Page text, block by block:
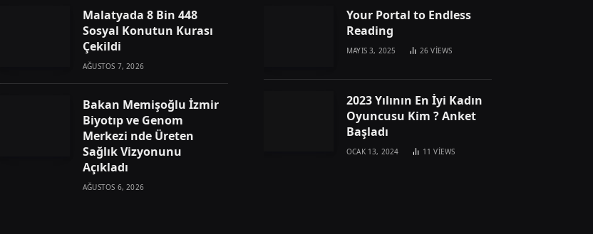
Malatyada 8 Bin 448
Sosyal Konutun Kurası
Çekildi
AĞUSTOS 7, 2026
Bakan Memişoğlu İzmir
Biyotıp ve Genom
Merkezi nde Üreten
Sağlık Vizyonunu
Açıkladı
AĞUSTOS 6, 2026
Your Portal to Endless
Reading
MAYIS 3, 2025 26VIEWS
2023 Yılının En İyi Kadın
Oyuncusu Kim ? Anket
Başladı
OCAK 13, 2024 11VIEWS